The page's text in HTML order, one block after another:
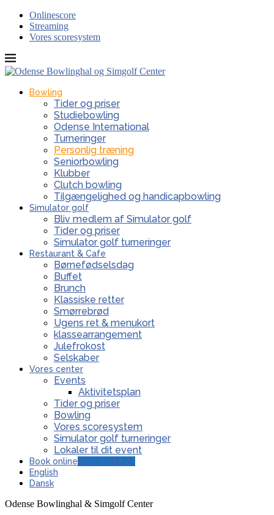
Onlinescore
Streaming
Vores scoresystem
Bowling
Tider og priser
Studiebowling
Odense International
Turneringer
Personlig træning
Seniorbowling
Klubber
Clutch bowling
Tilgængelighed og handicapbowling
Simulator golf
Bliv medlem af Simulator golf
Tider og priser
Simulator golf turneringer
Restaurant & Cafe
Børnefødselsdag
Buffet
Brunch
Klassiske retter
Smørrebrød
Ugens ret & menukort
klassearrangement
Julefrokost
Selskaber
Vores center
Events
Aktivitetsplan
Tider og priser
Bowling
Vores scoresystem
Simulator golf turneringer
Lokaler til dit event
Book onlineBOOK ONLINE
English
Dansk
Odense Bowlinghal & Simgolf Center